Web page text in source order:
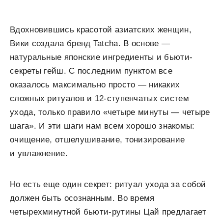
Вдохновившись красотой азиатских женщин,
Вики создала бренд Tatcha. В основе —
натуральные японские ингредиенты и бьюти-
секреты гейш. С последним пунктом все
оказалось максимально просто — никаких
сложных ритуалов и 12-ступенчатых систем
ухода, только правило «четыре минуты — четыре
шага». И эти шаги нам всем хорошо знакомы:
очищение, отшелушивание, тонизирование
и увлажнение.
Но есть еще один секрет: ритуал ухода за собой
должен быть осознанным. Во время
четырехминутной бьюти-рутины Цай предлагает